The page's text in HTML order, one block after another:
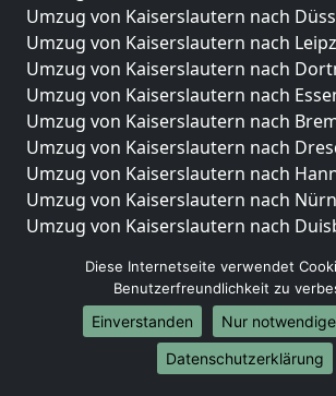
Umzug von Kaiserslautern nach
Umzug von Kaiserslautern nach
Umzug von Kaiserslautern nach
Umzug von Kaiserslautern nach
Umzug von Kaiserslautern nach
Umzug von Kaiserslautern nach
Umzug von Kaiserslautern nach
Umzug von Kaiserslautern nach
Umzug von Kaiserslautern nach
Umzug von Kaiserslautern nach
Umzug von Kaiserslautern nach
Umzug von Kaiserslautern nach Bonn
Umzug von Kaiserslautern nach
Diese Internetseite verwendet
Benutzerfreundlichkeit zu
Einverstanden
Nur
Datenschutzerklärung